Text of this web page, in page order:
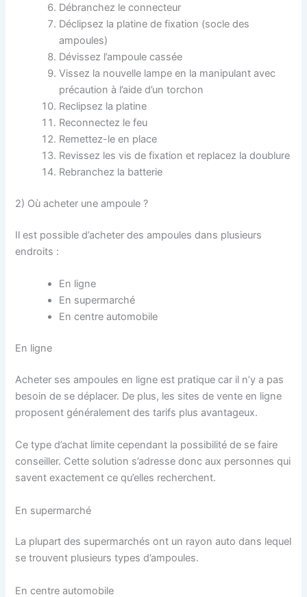
Débranchez le connecteur
Déclipsez la platine de fixation (socle des
ampoules)
Dévissez l’ampoule cassée
Vissez la nouvelle lampe en la manipulant avec
précaution à l’aide d’un torchon
Reclipsez la platine
Reconnectez le feu
Remettez-le en place
Revissez les vis de fixation et replacez la doublure
Rebranchez la batterie
2) Où acheter une ampoule ?
Il est possible d’acheter des ampoules dans plusieurs
endroits :
En ligne
En supermarché
En centre automobile
En ligne
Acheter ses ampoules en ligne est pratique car il n’y a pas
besoin de se déplacer. De plus, les sites de vente en ligne
proposent généralement des tarifs plus avantageux.
Ce type d’achat limite cependant la possibilité de se faire
conseiller. Cette solution s’adresse donc aux personnes qui
savent exactement ce qu’elles recherchent.
En supermarché
La plupart des supermarchés ont un rayon auto dans lequel
se trouvent plusieurs types d’ampoules.
En centre automobile